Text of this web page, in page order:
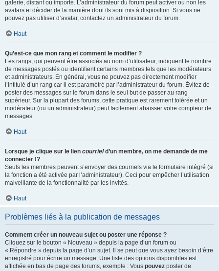
galerie, distant ou importé. L’administrateur du forum peut activer ou non les
avatars et décider de la manière dont ils sont mis à disposition. Si vous ne
pouvez pas utiliser d’avatar, contactez un administrateur du forum.
Haut
Qu’est-ce que mon rang et comment le modifier ?
Les rangs, qui peuvent être associés au nom d’utilisateur, indiquent le nombre
de messages postés ou identifient certains membres tels que les modérateurs
et administrateurs. En général, vous ne pouvez pas directement modifier
l’intitulé d’un rang car il est paramétré par l’administrateur du forum. Évitez de
poster des messages sur le forum dans le seul but de passer au rang
supérieur. Sur la plupart des forums, cette pratique est rarement tolérée et un
modérateur (ou un administrateur) peut facilement abaisser votre compteur de
messages.
Haut
Lorsque je clique sur le lien courrield’un membre, on me demande de me
connecter !?
Seuls les membres peuvent s’envoyer des courriels via le formulaire intégré (si
la fonction a été activée par l’administrateur). Ceci pour empêcher l’utilisation
malveillante de la fonctionnalité par les invités.
Haut
Problèmes liés à la publication de messages
Comment créer un nouveau sujet ou poster une réponse ?
Cliquez sur le bouton « Nouveau » depuis la page d’un forum ou
« Répondre » depuis la page d’un sujet. Il se peut que vous ayez besoin d’être
enregistré pour écrire un message. Une liste des options disponibles est
affichée en bas de page des forums, exemple : Vous pouvez poster de